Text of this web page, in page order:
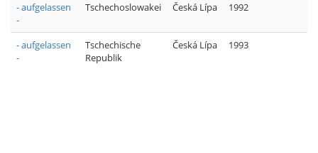
- aufgelassen
-
Tschechoslowakei Česká Lípa 1992
- aufgelassen
-
Tschechische
Republik
Česká Lípa 1993